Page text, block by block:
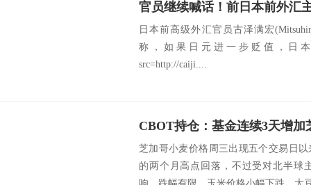
日本前高级外汇官员古泽满宏
称，如果日元进一步贬值，日
src=http://caiji....
芝加哥小麦价格周三出现五个交易日
的两个月高点回落，不过受对北半球